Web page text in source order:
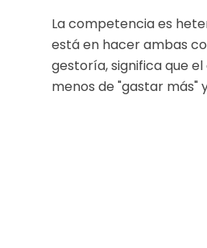
La competencia es
está en hacer ambas
gestoría, significa que
menos de "gastar más"